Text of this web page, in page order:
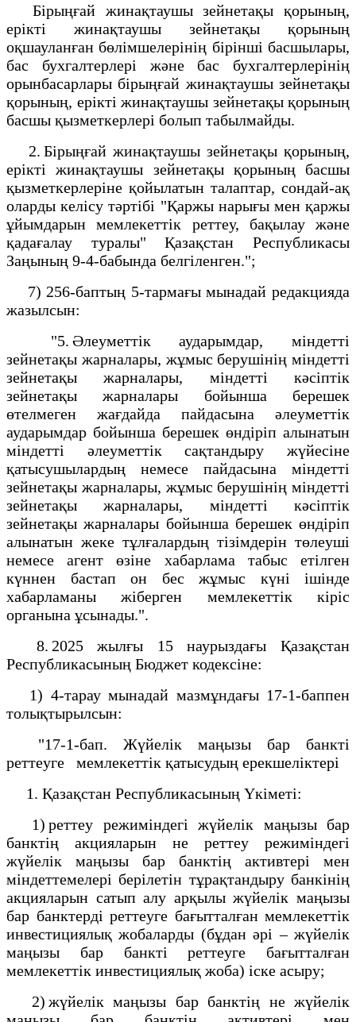
Бірыңғай жинақтаушы зейнетақы қорының,
ерікті жинақтаушы зейнетақы қорының
оқшауланған бөлімшелерінің бірінші басшылары,
бас бухгалтерлері және бас бухгалтерлерінің
орынбасарлары бірыңғай жинақтаушы зейнетақы
қорының, ерікті жинақтаушы зейнетақы қорының
басшы қызметкерлері болып табылмайды.
2. Бірыңғай жинақтаушы зейнетақы қорының,
ерікті жинақтаушы зейнетақы қорының басшы
қызметкерлеріне қойылатын талаптар, сондай-ақ
оларды келісу тәртібі "Қаржы нарығы мен қаржы
ұйымдарын мемлекеттік реттеу, бақылау және
қадағалау туралы" Қазақстан Республикасы
Заңының 9-4-бабында белгіленген.";
7) 256-баптың 5-тармағы мынадай редакцияда
жазылсын:
"5. Әлеуметтік аударымдар, міндетті
зейнетақы жарналары, жұмыс берушінің міндетті
зейнетақы жарналары, міндетті кәсіптік
зейнетақы жарналары бойынша берешек
өтелмеген жағдайда пайдасына әлеуметтік
аударымдар бойынша берешек өндіріп алынатын
міндетті әлеуметтік сақтандыру жүйесіне
қатысушылардың немесе пайдасына міндетті
зейнетақы жарналары, жұмыс берушінің міндетті
зейнетақы жарналары, міндетті кәсіптік
зейнетақы жарналары бойынша берешек өндіріп
алынатын жеке тұлғалардың тізімдерін төлеуші
немесе агент өзіне хабарлама табыс етілген
күннен бастап он бес жұмыс күні ішінде
хабарламаны жіберген мемлекеттік кіріс
органына ұсынады.".
8. 2025 жылғы 15 наурыздағы Қазақстан
Республикасының Бюджет кодексіне:
1) 4-тарау мынадай мазмұндағы 17-1-баппен
толықтырылсын:
"17-1-бап. Жүйелік маңызы бар банкті
реттеуге мемлекеттік қатысудың ерекшеліктері
1. Қазақстан Республикасының Үкіметі:
1) реттеу режиміндегі жүйелік маңызы бар
банктің акцияларын не реттеу режиміндегі
жүйелік маңызы бар банктің активтері мен
міндеттемелері берілетін тұрақтандыру банкінің
акцияларын сатып алу арқылы жүйелік маңызы
бар банктерді реттеуге бағытталған мемлекеттік
инвестициялық жобаларды (бұдан әрі – жүйелік
маңызы бар банкті реттеуге бағытталған
мемлекеттік инвестициялық жоба) іске асыру;
2) жүйелік маңызы бар банктің не жүйелік